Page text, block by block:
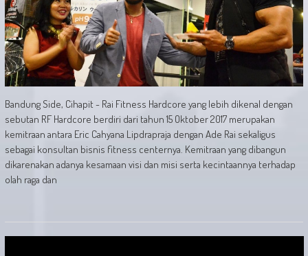
Bandung Side, Cihapit - Rai Fitness Hardcore yang lebih dikenal dengan
sebutan RF Hardcore berdiri dari tahun 15 Oktober 2017 merupakan
kemitraan antara Eric Cahyana Lipdrapraja dengan Ade Rai sekaligus
sebagai konsultan bisnis fitness centernya. Kemitraan yang dibangun
dikarenakan adanya kesamaan visi dan misi serta kecintaannya terhadap
olah raga dan